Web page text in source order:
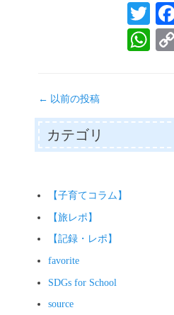
T
wi
tte
W
pp
投
稿
ナ
ビ
シ
← 以前の投稿
カテゴリ
【子育てコラム】
【旅レポ】
【記録・レポ】
favorite
SDGs for School
source